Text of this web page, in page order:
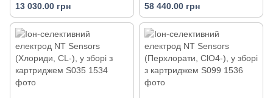
13 030.00 грн 58 440.00 грн